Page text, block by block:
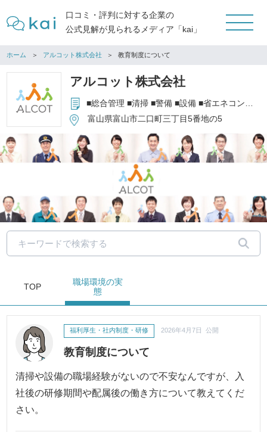
口コミ・評判に対する企業の
公式見解が見られるメディア「kai」
ホーム アルコット株式会社 教育制度について
アルコット株式会社
■総合管理 ■清掃 ■警備 ■設備 ■省エネコンサルティング ■その他アウトソーシング業（受付・電話交換・駐車場管理等）
富山県富山市二口町三丁目5番地の5
TOP
職場環境の実
態
教育制度について
福利厚生・社内制度・研修 2026年4月7日 公開
清掃や設備の職場経験がないので不安なんですが、入
社後の研修期間や配属後の働き方について教えてくだ
さい。